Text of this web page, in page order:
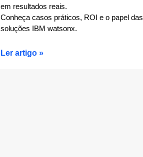
em resultados reais.
Conheça casos práticos, ROI e o papel das
soluções IBM watsonx.
Ler artigo »